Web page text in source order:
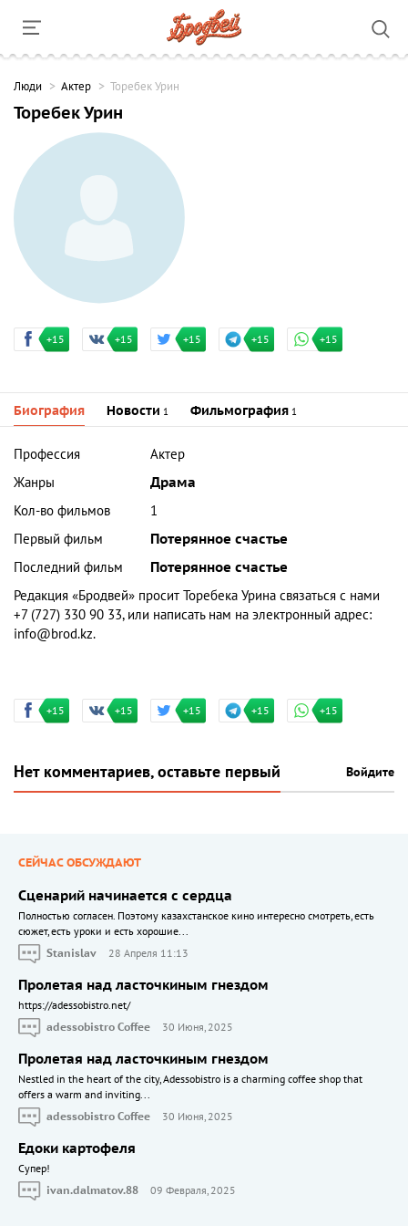
Люди Актер Торебек Урин
Торебек Урин
+15 +15 +15 +15 +15
Биография Новости 1 Фильмография 1
Профессия
Актер
Жанры
Драма
Кол-во фильмов
1
Первый фильм
Потерянное счастье
Последний фильм
Потерянное счастье
Редакция «Бродвей» просит Торебека Урина связаться с нами
+7 (727) 330 90 33, или написать нам на электронный адрес:
info@brod.kz.
+15 +15 +15 +15 +15
Нет комментариев, оставьте первый Войдите
СЕЙЧАС ОБСУЖДАЮТ
Сценарий начинается с сердца
Полностью согласен. Поэтому казахстанское кино интересно смотреть, есть
сюжет, есть уроки и есть хорошие...
Stanislav
28 Апреля 11:13
Пролетая над ласточкиным гнездом
https://adessobistro.net/
adessobistro Coffee
30 Июня, 2025
Пролетая над ласточкиным гнездом
Nestled in the heart of the city, Adessobistro is a charming coffee shop that
offers a warm and inviting...
adessobistro Coffee
30 Июня, 2025
Едоки картофеля
Cупер!
ivan.dalmatov.88
09 Февраля, 2025